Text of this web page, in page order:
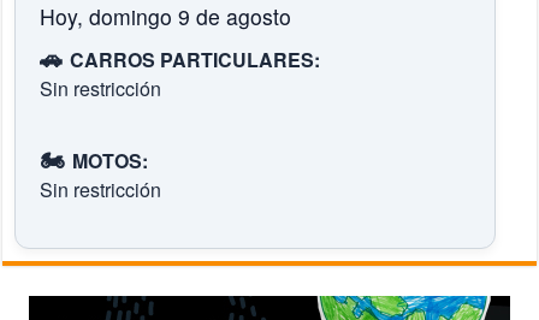
Hoy, domingo 9 de agosto
🚗 CARROS PARTICULARES:
Sin restricción
🏍️ MOTOS:
Sin restricción